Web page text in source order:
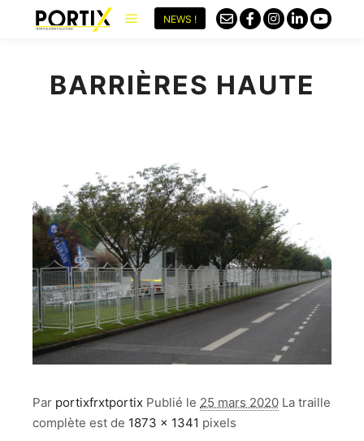
NEWS !
BARRIÈRES HAUTE
Par portixfrxtportix Publié le 25 mars 2020 La traille
complète est de 1873 × 1341 pixels